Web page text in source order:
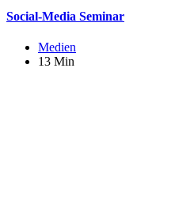
Social-Media Seminar
Medien
13 Min